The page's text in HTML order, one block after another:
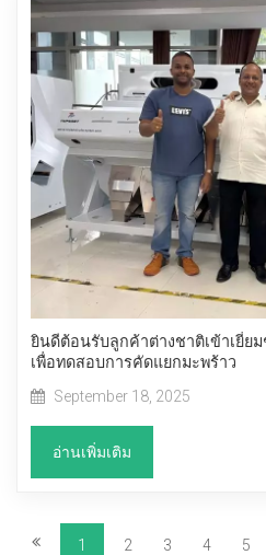
ยินดีต้อนรับลูกค้าต่างชาติเข้าเยี่ย
เพื่อทดสอบการคัดแยกมะพร้าว
September 18, 2025
อ่านเพิ่มเติม
1 2 3 4 5